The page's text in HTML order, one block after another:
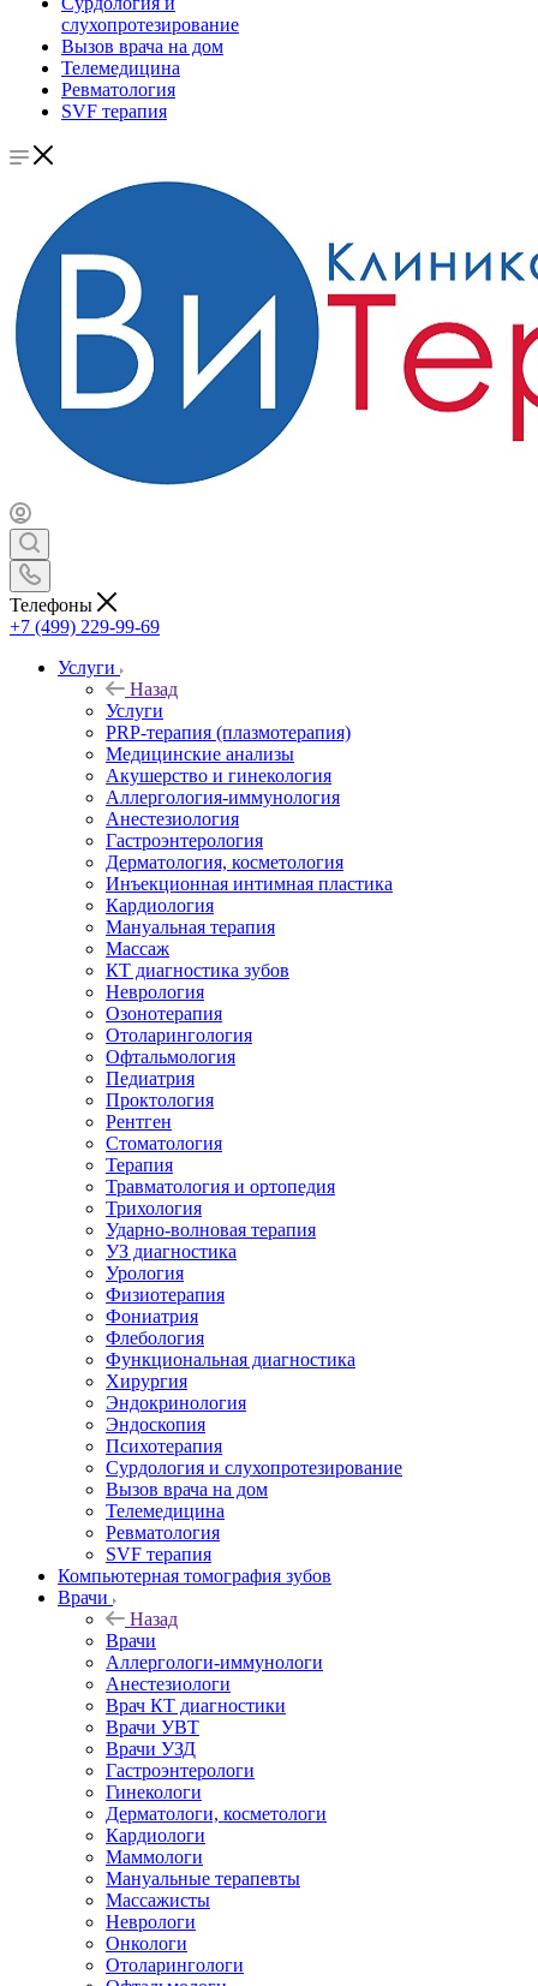
слухопротезирование
Вызов врача на дом
Телемедицина
Ревматология
SVF терапия
Телефоны
+7 (499) 229-99-69
Услуги
Назад
Услуги
PRP-терапия (плазмотерапия)
Медицинские анализы
Акушерство и гинекология
Аллергология-иммунология
Анестезиология
Гастроэнтерология
Дерматология, косметология
Инъекционная интимная пластика
Кардиология
Мануальная терапия
Массаж
КТ диагностика зубов
Неврология
Озонотерапия
Отоларингология
Офтальмология
Педиатрия
Проктология
Рентген
Стоматология
Терапия
Травматология и ортопедия
Трихология
Ударно-волновая терапия
УЗ диагностика
Урология
Физиотерапия
Фониатрия
Флебология
Функциональная диагностика
Хирургия
Эндокринология
Эндоскопия
Психотерапия
Сурдология и слухопротезирование
Вызов врача на дом
Телемедицина
Ревматология
SVF терапия
Компьютерная томография зубов
Врачи
Назад
Врачи
Аллергологи-иммунологи
Анестезиологи
Врач КТ диагностики
Врачи УВТ
Врачи УЗД
Гастроэнтерологи
Гинекологи
Дерматологи, косметологи
Кардиологи
Маммологи
Мануальные терапевты
Массажисты
Неврологи
Онкологи
Отоларингологи